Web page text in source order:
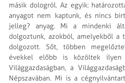
másik dologról. Az egyik:
anyagot nem kaptunk, és nincs
jelleg? anyag. Mi a mindenki
dolgoztunk, azokból, amelyekből a
dolgozott. Sőt, többen
évekkel előbb is közöltek
Világgazdaságban, a
Népszavában. Mi is a